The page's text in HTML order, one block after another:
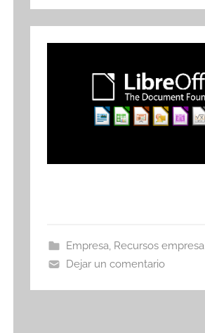
Empresa, Recursos empresa
Dejar un comentario